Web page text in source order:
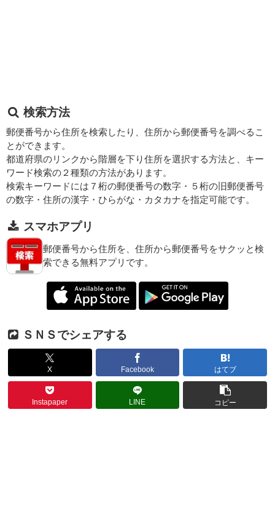
検索方法
郵便番号から住所を検索したり、住所から郵便番号を調べるこ
とができます。
都道府県のリンクから階層を下り住所を選択する方法と、キー
ワード検索の２種類の方法があります。
検索キーワードには７桁の郵便番号の数字・５桁の旧郵便番号
の数字・住所の漢字・ひらがな・カタカナを指定可能です。
スマホアプリ
郵便番号から住所を、住所から郵便番号をサクッと検
索できる無料アプリです。
ＳＮＳでシェアする
X Facebook はてブ
Instapaper LINE コピー